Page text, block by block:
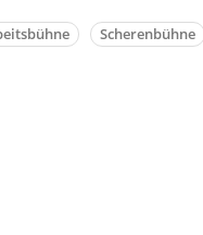
Scherenbühne